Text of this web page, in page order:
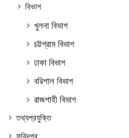
বিভাগ
খুলনা বিভাগ
চট্টগ্রাম বিভাগ
ঢাকা বিভাগ
বরিশাল বিভাগ
রাজশাহী বিভাগ
তথ্যপ্রযুক্তি